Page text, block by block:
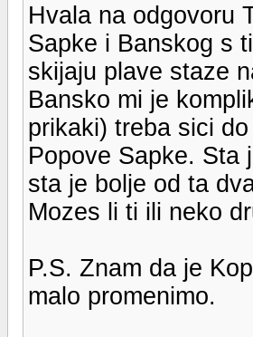
Hvala na odgovoru
Sapke i Banskog s
skijaju plave staze
Bansko mi je
prikaki) treba sici
Popove Sapke. Sta
sta je bolje od ta
Mozes li ti ili neko
P.S. Znam da je
malo promenimo.